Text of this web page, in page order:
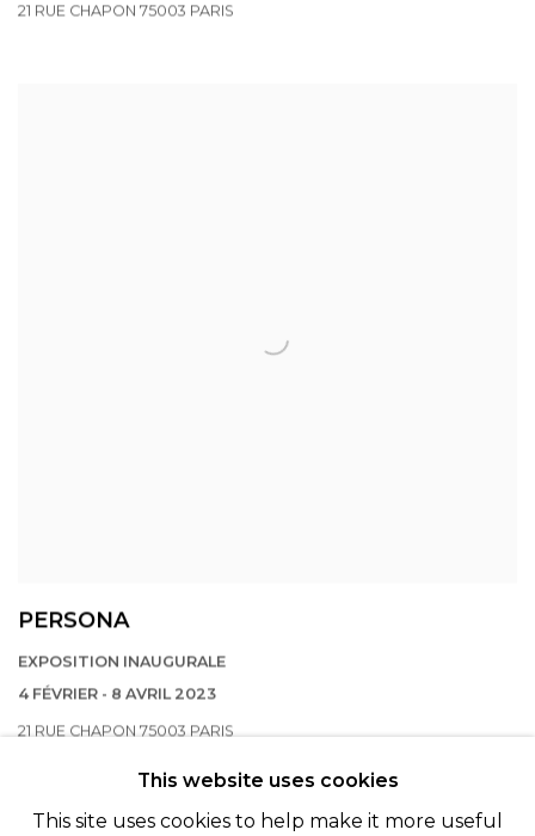
21 RUE CHAPON 75003 PARIS
PERSONA
EXPOSITION INAUGURALE
4 FÉVRIER - 8 AVRIL 2023
21 RUE CHAPON 75003 PARIS
This website uses cookies
This site uses cookies to help make it more useful